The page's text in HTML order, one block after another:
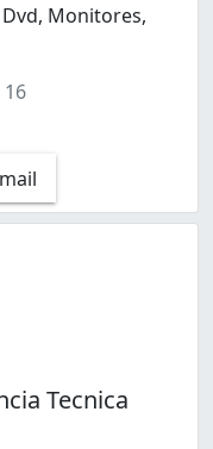
Dvd, Monitores,
16
Tecnica